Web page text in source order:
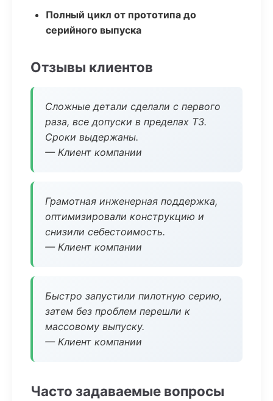
Полный цикл от прототипа до
серийного выпуска
Отзывы клиентов
Сложные детали сделали с первого
раза, все допуски в пределах ТЗ.
Сроки выдержаны.
— Клиент компании
Грамотная инженерная поддержка,
оптимизировали конструкцию и
снизили себестоимость.
— Клиент компании
Быстро запустили пилотную серию,
затем без проблем перешли к
массовому выпуску.
— Клиент компании
Часто задаваемые вопросы